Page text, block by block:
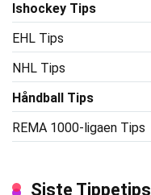
Ishockey Tips
EHL Tips
NHL Tips
Håndball Tips
REMA 1000-ligaen Tips
Siste Tippetips